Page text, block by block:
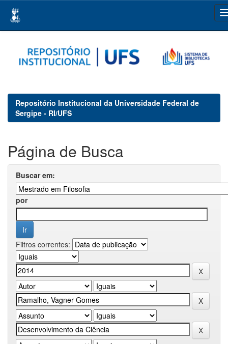
navigation
Repositório Institucional da Universidade Federal de
Sergipe - RI/UFS
Página de Busca
Buscar em:
por
Filtros correntes: